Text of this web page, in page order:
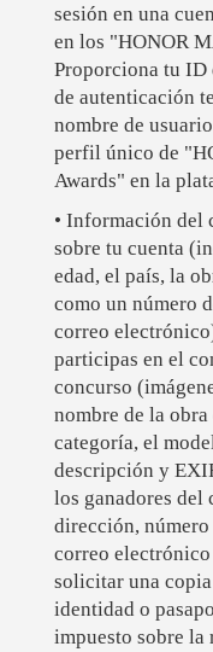
sesión en una
en los "HONOR
Proporciona tu ID
de autenticación
nombre de
perfil único de
Awards" en la
• Información del
sobre tu cuenta
edad, el país, la
como un número
correo
participas en el
concurso
nombre de la
categoría, el
descripción y
los ganadores del
dirección,
correo electrónico
solicitar una copia
identidad o
impuesto sobre la